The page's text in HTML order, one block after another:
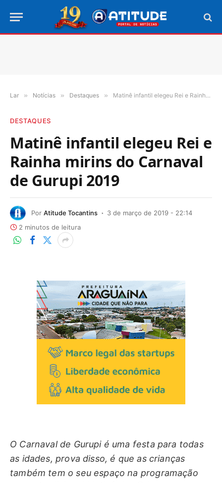
Lar » Notícias » Destaques » Matinê infantil elegeu Rei e Rainha mirins do Carnaval de Gurupi 2019
DESTAQUES
Matinê infantil elegeu Rei e
Rainha mirins do Carnaval
de Gurupi 2019
Por Atitude Tocantins
3 de março de 2019 - 22:14
2 minutos de leitura
O Carnaval de Gurupi é uma festa para todas
as idades, prova disso, é que as crianças
também tem o seu espaço na programação